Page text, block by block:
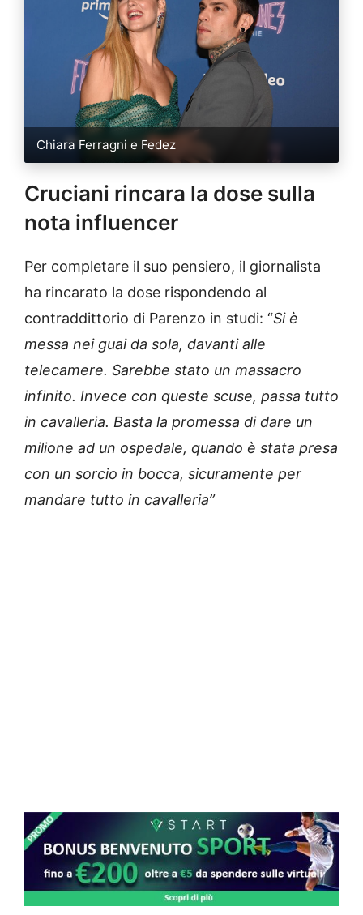
Chiara Ferragni e Fedez
Cruciani rincara la dose sulla
nota influencer
Per completare il suo pensiero, il giornalista
ha rincarato la dose rispondendo al
contraddittorio di Parenzo in studi: “Si è
messa nei guai da sola, davanti alle
telecamere. Sarebbe stato un massacro
infinito. Invece con queste scuse, passa tutto
in cavalleria. Basta la promessa di dare un
milione ad un ospedale, quando è stata presa
con un sorcio in bocca, sicuramente per
mandare tutto in cavalleria”